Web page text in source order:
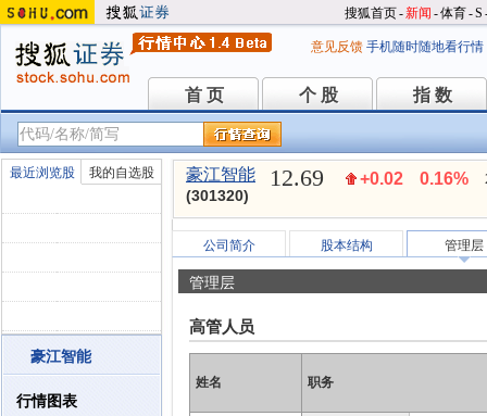
搜狐首页-新闻 -体育-S
意见反馈 手机随时随地看行情
首 页
首 页 个 股
个 股 指 数
指 数
最近浏览股 我的自选股
豪江智能
行情图表
豪江智能
(301320)
12.69 +0.02 0.16%
公司简介 股本结构 管理层
管理层
高管人员
姓名 职务